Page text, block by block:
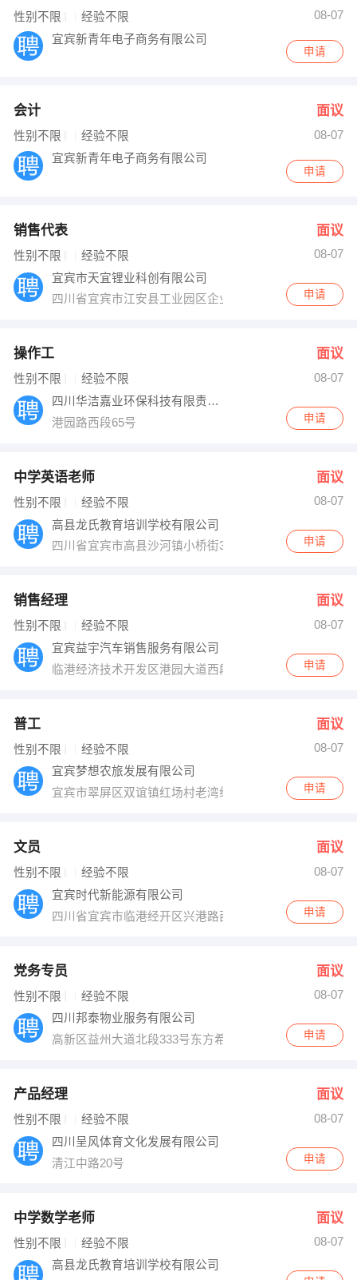
性别不限 经验不限
08-07
宜宾新青年电子商务有限公司
申请
会计 面议
性别不限 经验不限
08-07
宜宾新青年电子商务有限公司
申请
销售代表 面议
性别不限 经验不限
08-07
宜宾市天宜锂业科创有限公司
四川省宜宾市江安县工业园区企业服务大楼六楼申请
操作工 面议
性别不限 经验不限
08-07
四川华洁嘉业环保科技有限责任公司
港园路西段65号
申请
中学英语老师 面议
性别不限 经验不限
08-07
高县龙氏教育培训学校有限公司
四川省宜宾市高县沙河镇小桥街36、38、40号
申请
销售经理 面议
性别不限 经验不限
08-07
宜宾益宇汽车销售服务有限公司
临港经济技术开发区港园大道西段9号
申请
普工 面议
性别不限 经验不限
08-07
宜宾梦想农旅发展有限公司
宜宾市翠屏区双谊镇红场村老湾组42号
申请
文员 面议
性别不限 经验不限
08-07
宜宾时代新能源有限公司
四川省宜宾市临港经开区兴港路西段134号12栋
申请
党务专员 面议
性别不限 经验不限
08-07
四川邦泰物业服务有限公司
高新区益州大道北段333号东方希望中心22楼
申请
产品经理 面议
性别不限 经验不限
08-07
四川呈风体育文化发展有限公司
清江中路20号
申请
中学数学老师 面议
性别不限 经验不限
08-07
高县龙氏教育培训学校有限公司